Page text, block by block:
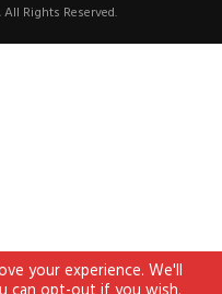
All Rights Reserved.
your experience. We'll